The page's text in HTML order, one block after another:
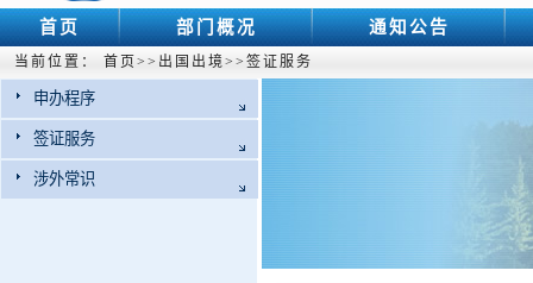
首页 部门概况 通知公告
当前位置： 首页 >> 出国出境>> 签证服务
申办程序
签证服务
涉外常识